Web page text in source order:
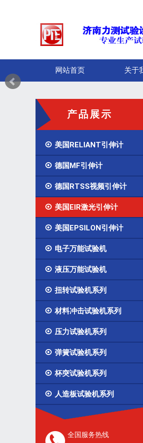
网站首页 关于
产品展示
 美国RELIANT引伸计
 德国MF引伸计
 德国RTSS视频引伸计
 美国EIR激光引伸计
 美国EPSILON引伸计
 电子万能试验机
 液压万能试验机
 扭转试验机系列
 材料冲击试验机系列
 压力试验机系列
 弹簧试验机系列
 杯突试验机系列
 人造板试验机系列
全国服务热线